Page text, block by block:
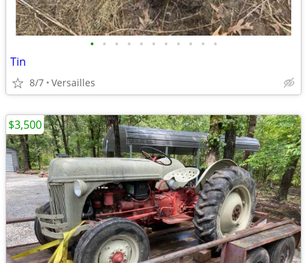
• • • • • • • • • • •
Tin
8/7 Versailles
$3,500